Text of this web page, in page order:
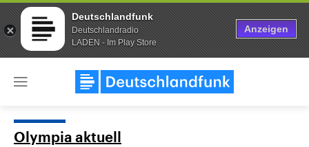
Deutschlandfunk
Deutschlandradio
LADEN - Im Play Store
Anzeigen
Close
Olympia aktuell